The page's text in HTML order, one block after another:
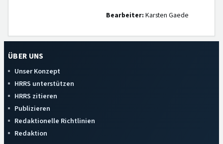
Bearbeiter: Karsten Gaede
ÜBER UNS
Unser Konzept
HRRS unterstützen
HRRS zitieren
Publizieren
Redaktionelle Richtlinien
Redaktion